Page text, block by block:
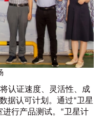
认证速度、灵活性、成
据认可计划。通过“卫星
行产品测试。“卫星计